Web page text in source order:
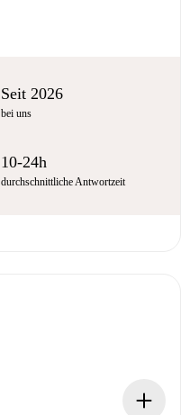
Seit 2026
bei uns
10-24h
durchschnittliche Antwortzeit